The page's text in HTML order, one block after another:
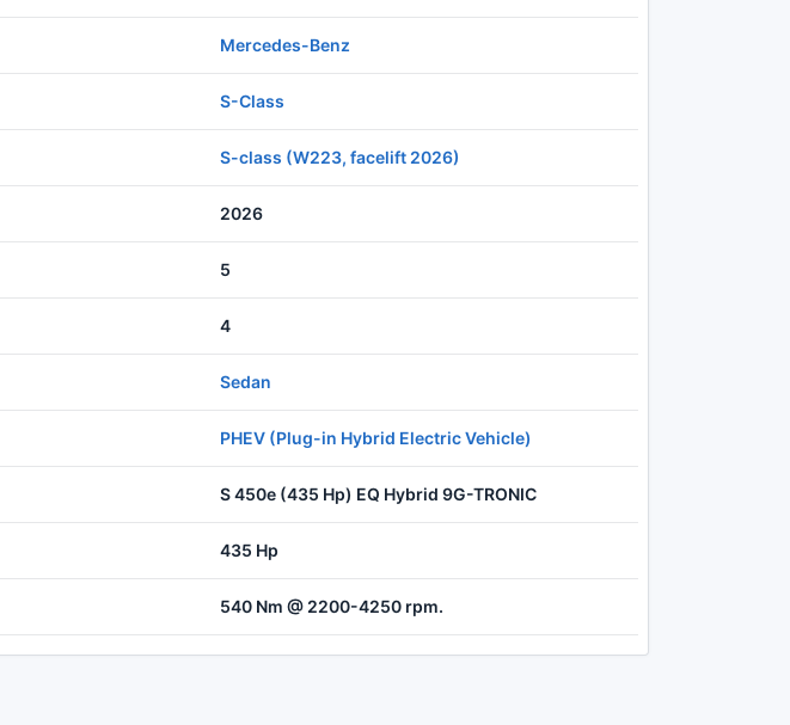
Mercedes-Benz
S-Class
S-class (W223, facelift 2026)
2026
5
4
Sedan
PHEV (Plug-in Hybrid Electric Vehicle)
S 450e (435 Hp) EQ Hybrid 9G-TRONIC
435 Hp
540 Nm @ 2200-4250 rpm.